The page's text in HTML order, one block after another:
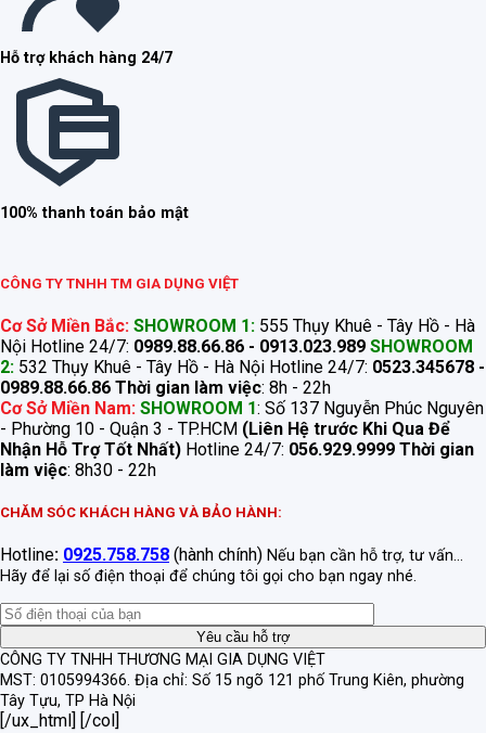
Hỗ trợ khách hàng 24/7
100% thanh toán bảo mật
CÔNG TY TNHH TM GIA DỤNG VIỆT
Cơ Sở Miền Bắc: SHOWROOM 1: 555 Thụy Khuê - Tây Hồ - Hà
Nội Hotline 24/7: 0989.88.66.86 - 0913.023.989 SHOWROOM
2: 532 Thụy Khuê - Tây Hồ - Hà Nội Hotline 24/7: 0523.345678 -
0989.88.66.86 Thời gian làm việc: 8h - 22h
Cơ Sở Miền Nam: SHOWROOM 1: Số 137 Nguyễn Phúc Nguyên
- Phường 10 - Quận 3 - TP.HCM (Liên Hệ trước Khi Qua Để
Nhận Hỗ Trợ Tốt Nhất) Hotline 24/7: 056.929.9999 Thời gian
làm việc: 8h30 - 22h
CHĂM SÓC KHÁCH HÀNG VÀ BẢO HÀNH:
Hotline: 0925.758.758 (hành chính) Nếu bạn cần hỗ trợ, tư vấn...
Hãy để lại số điện thoại để chúng tôi gọi cho bạn ngay nhé.
CÔNG TY TNHH THƯƠNG MẠI GIA DỤNG VIỆT
MST: 0105994366. Địa chỉ: Số 15 ngõ 121 phố Trung Kiên, phường
Tây Tựu, TP Hà Nội
[/ux_html] [/col]